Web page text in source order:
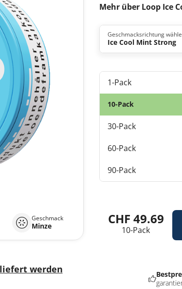
Mehr über Loop Ice
Geschmack
Minze
Geschmacksrichtung
Ice Cool Mint Strong
1-Pack
10-Pack
30-Pack
60-Pack
90-Pack
CHF 49.69
10-Pack
werden